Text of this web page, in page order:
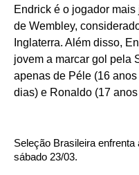
Endrick é o jogador mais
de Wembley,
Inglaterra. Além disso,
jovem a marcar gol pela
apenas de Péle (16
dias) e Ronaldo (17
Seleção Brasileira
sábado 23/03.